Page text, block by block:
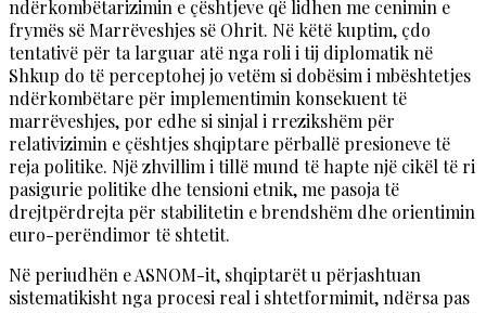
ndërkombëtarizimin e çështjeve që lidhen me cenimin e
frymës së Marrëveshjes së Ohrit. Në këtë kuptim, çdo
tentativë për ta larguar atë nga roli i tij diplomatik në
Shkup do të perceptohej jo vetëm si dobësim i mbështetjes
ndërkombëtare për implementimin konsekuent të
marrëveshjes, por edhe si sinjal i rrezikshëm për
relativizimin e çështjes shqiptare përballë presioneve të
reja politike. Një zhvillim i tillë mund të hapte një cikël të ri
pasigurie politike dhe tensioni etnik, me pasoja të
drejtpërdrejta për stabilitetin e brendshëm dhe orientimin
euro-perëndimor të shtetit.
Në periudhën e ASNOM-it, shqiptarët u përjashtuan
sistematikisht nga procesi real i shtetformimit, ndërsa pas